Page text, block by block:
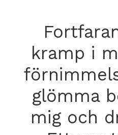
kramp i
glömma
mig och